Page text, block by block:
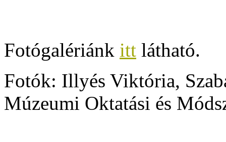
Fotógalériánk itt látható.
Fotók: Illyés Viktória,
Múzeumi Oktatási és